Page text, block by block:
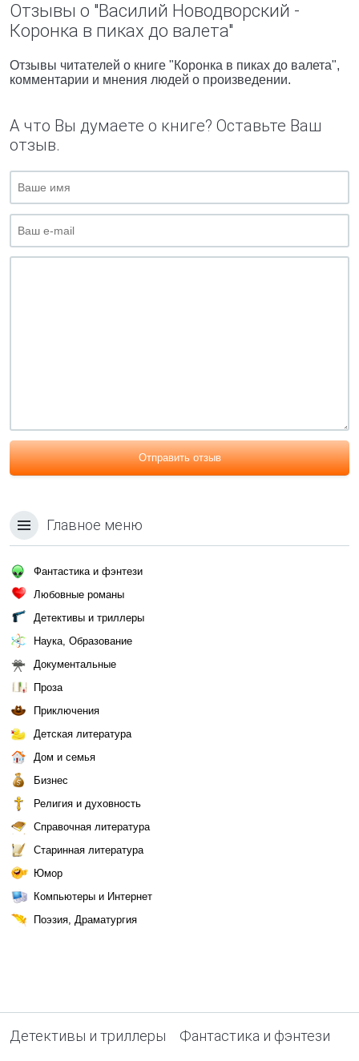
Отзывы о "Василий Новодворский -
Коронка в пиках до валета"
Отзывы читателей о книге "Коронка в пиках до валета",
комментарии и мнения людей о произведении.
А что Вы думаете о книге? Оставьте Ваш
отзыв.
Отправить отзыв
Главное меню
Фантастика и фэнтези
Любовные романы
Детективы и триллеры
Наука, Образование
Документальные
Проза
Приключения
Детская литература
Дом и семья
Бизнес
Религия и духовность
Справочная литература
Старинная литература
Юмор
Компьютеры и Интернет
Поэзия, Драматургия
Детективы и триллеры Фантастика и фэнтези